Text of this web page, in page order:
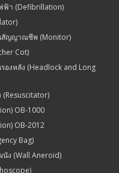
ฟ้า (Defibrillation)
สัญญาณชีพ (Monitor)
Cot)
งหลัง (Headlock and Long
OB-1000
OB-2012
Bag)
ง (Wall Aneroid)